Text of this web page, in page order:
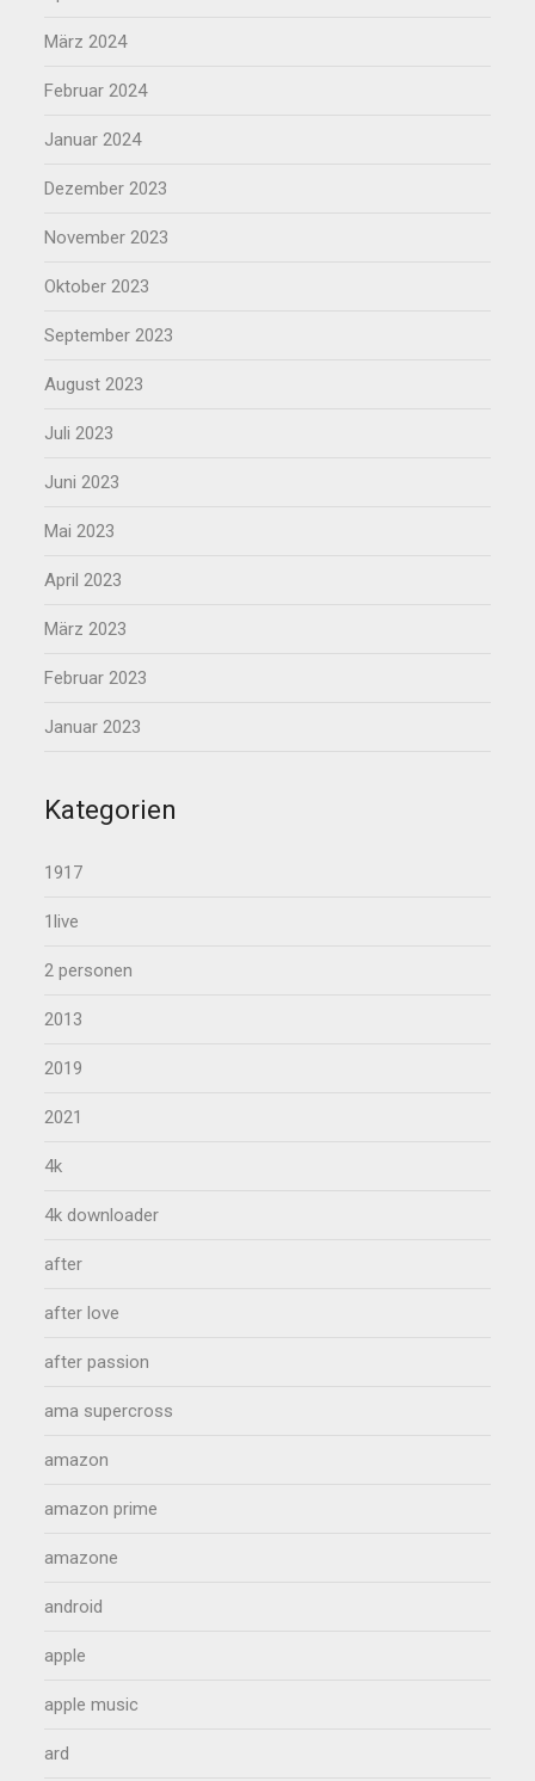
März 2024
Februar 2024
Januar 2024
Dezember 2023
November 2023
Oktober 2023
September 2023
August 2023
Juli 2023
Juni 2023
Mai 2023
April 2023
März 2023
Februar 2023
Januar 2023
Kategorien
1917
1live
2 personen
2013
2019
2021
4k
4k downloader
after
after love
after passion
ama supercross
amazon
amazon prime
amazone
android
apple
apple music
ard